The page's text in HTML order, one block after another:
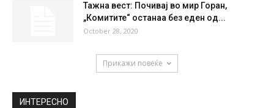
Тажна вест: Почивај во мир Горан,
„Комитите“ останаа без еден од...
October 28, 2020
Прикажи повеќе
ИНТЕРЕСНО